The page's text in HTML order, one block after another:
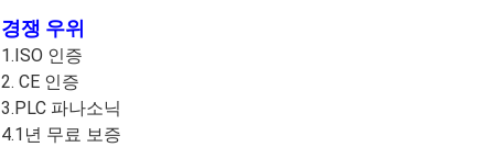
경쟁 우위
1.ISO 인증
2. CE 인증
3.PLC 파나소닉
4.1년 무료 보증